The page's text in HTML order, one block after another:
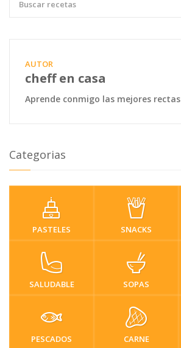
AUTOR
cheff en casa
Aprende conmigo las mejores rectas
Categorias
PASTELES SNACKS
SALUDABLE SOPAS
PESCADOS CARNE